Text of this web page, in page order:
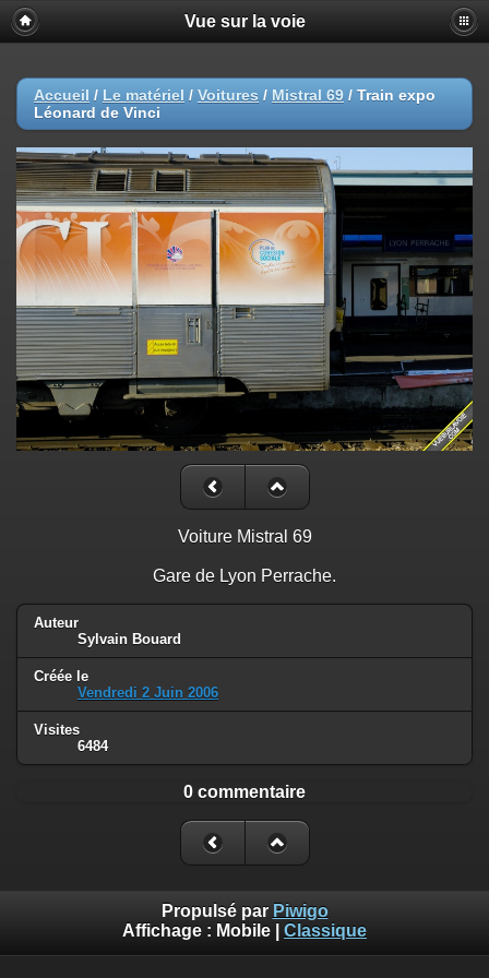
Vue sur la voie
Accueil / Le matériel / Voitures / Mistral 69 / Train expo
Léonard de Vinci
Voiture Mistral 69
Gare de Lyon Perrache.
Auteur
Sylvain Bouard
Créée le
Vendredi 2 Juin 2006
Visites
6484
0 commentaire
Propulsé par Piwigo
Affichage : Mobile Classique